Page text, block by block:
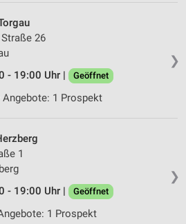
❯
26
- 19:00 Uhr |
Geöffnet
Angebote: 1 Prospekt
❯
1
- 19:00 Uhr |
Geöffnet
1 Prospekt